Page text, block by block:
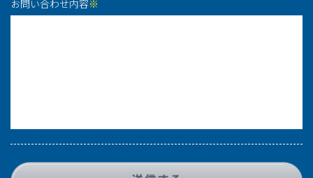
お問い合わせ内容※